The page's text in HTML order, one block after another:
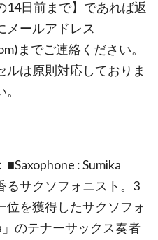
14日前まで】であれば返
メールアドレス
までご連絡ください。
は原則対応しておりま
: Sumika
るサクソフォニスト。3
位を獲得したサクソフォ
のテナーサックス奏者